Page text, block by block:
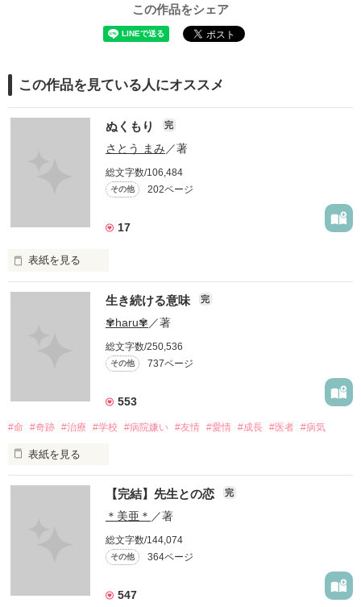
この作品をシェア
この作品を見ている人にオススメ
ぬくもり 完
さとう まみ ／著
総文字数/106,484
その他 202ページ
17
表紙を見る
愛したいのに…
私には、あなたの母親になる資格はありますか？
あなたのママになる事はできますか？
あなたの母親になりたい…
生き続ける意味 完
✾haru✾ ／著
総文字数/250,536
その他 737ページ
553
#命 #奇跡 #治療 #学校 #病院嫌い #友情 #愛情 #成長 #医者 #病気
表紙を見る
【完結】先生との恋 完
＊美亜＊ ／著
総文字数/144,074
その他 364ページ
547